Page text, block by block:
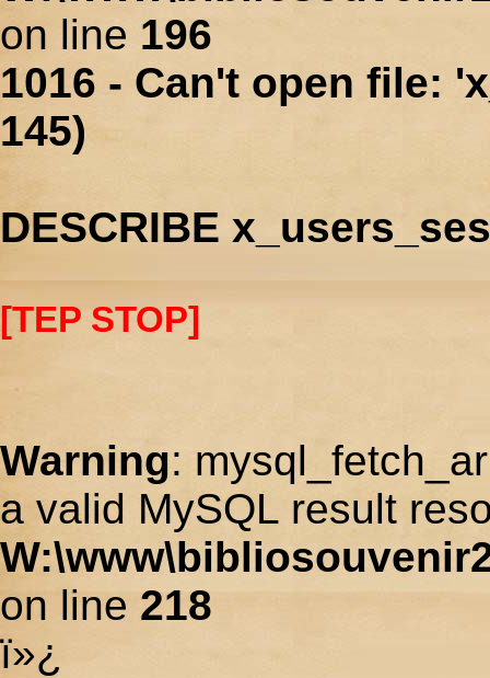
on line 196
1016 - Can't open file:
145)
DESCRIBE
[TEP STOP]
Warning:
a valid MySQL result
on line 218
ï»¿